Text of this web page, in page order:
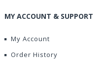
MY ACCOUNT & SUPPORT
My Account
Order History